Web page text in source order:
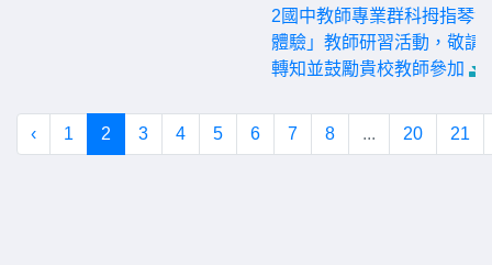
2國中教師專業群科拇指琴
體驗」教師研習活動，敬請
轉知並鼓勵貴校教師參加
‹ 1 2 3 4 5 6 7 8 ... 20 21